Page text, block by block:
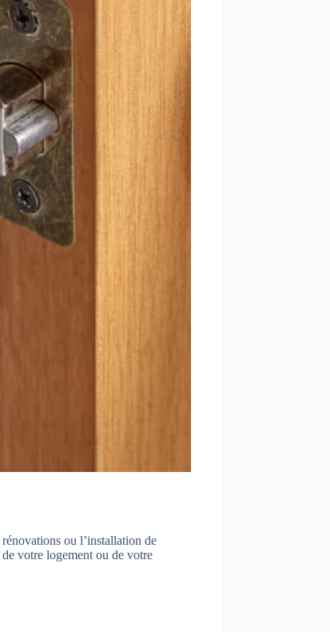
ou l’installation de
votre logement ou de votre